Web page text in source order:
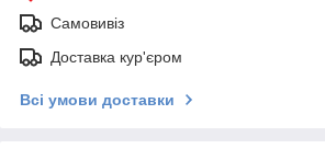
Самовивіз
Доставка кур'єром
Всі умови доставки